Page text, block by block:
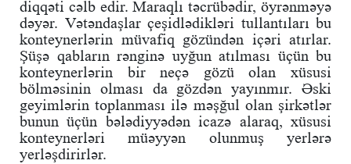
diqqəti cəlb edir. Maraqlı təcrübədir, öyrənməyə
dəyər. Vətəndaşlar çeşidlədikləri tullantıları bu
konteynerlərin müvafiq gözündən içəri atırlar.
Şüşə qabların rənginə uyğun atılması üçün bu
konteynerlərin bir neçə gözü olan xüsusi
bölməsinin olması da gözdən yayınmır. Əski
geyimlərin toplanması ilə məşğul olan şirkətlər
bunun üçün bələdiyyədən icazə alaraq, xüsusi
konteynerləri müəyyən olunmuş yerlərə
yerləşdirirlər.